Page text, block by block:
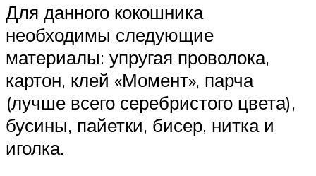
Для данного кокошника
необходимы следующие
материалы: упругая проволока,
картон, клей «Момент», парча
(лучше всего серебристого цвета),
бусины, пайетки, бисер, нитка и
иголка.